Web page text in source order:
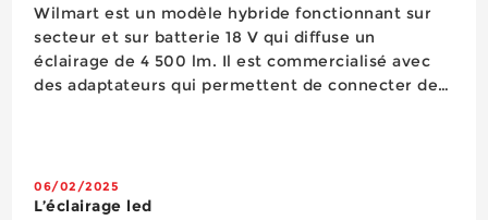
Wilmart est un modèle hybride fonctionnant sur
secteur et sur batterie 18 V qui diffuse un
éclairage de 4 500 lm. Il est commercialisé avec
des adaptateurs qui permettent de connecter des
06/02/2025
L’éclairage led